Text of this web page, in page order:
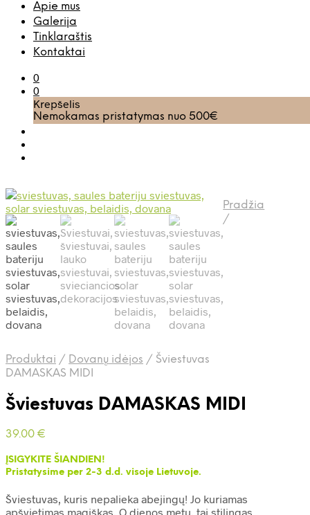
Apie mus
Galerija
Tinklaraštis
Kontaktai
0
0
Krepšelis
Nemokamas pristatymas nuo 500€
Pradžia
/
Produktai / Dovanų idėjos / Šviestuvas
DAMASKAS MIDI
Šviestuvas DAMASKAS MIDI
39.00 €
ĮSIGYKITE ŠIANDIEN!
Pristatysime per 2-3 d.d. visoje Lietuvoje.
Šviestuvas, kuris nepalieka abejingų! Jo kuriamas
apšvietimas magiškas. O dienos metu, tai stilingas